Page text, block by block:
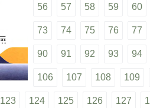
56 57 58 59 60
73 74 75 76 77
90 91 92 93 94
106 107 108 109
123 124 125 126 127